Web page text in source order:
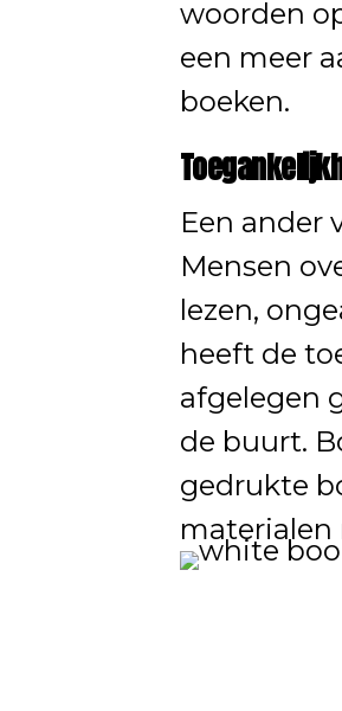
woorden
een meer
boeken.
Een ander
Mensen
lezen,
heeft de
afgelegen
de buurt.
gedrukte